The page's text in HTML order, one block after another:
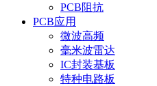
PCB阻抗
PCB应用
微波高频
毫米波雷达
IC封装基板
特种电路板